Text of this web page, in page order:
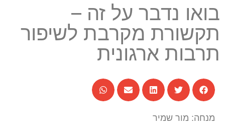
נדבר על זה –
מקרבת לשיפור
ארגונית
שמיר